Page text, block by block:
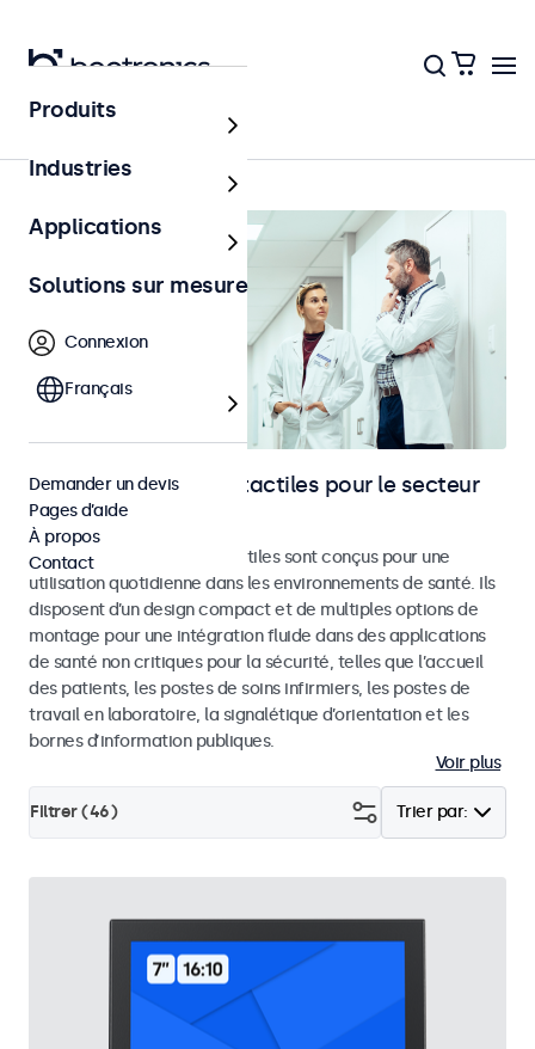
Accueil
Moniteurs et écrans tactiles pour le secteur
de la santé
Les moniteurs et écrans tactiles sont conçus pour une
utilisation quotidienne dans les environnements de santé. Ils
disposent d’un design compact et de multiples options de
montage pour une intégration fluide dans des applications
de santé non critiques pour la sécurité, telles que l’accueil
des patients, les postes de soins infirmiers, les postes de
travail en laboratoire, la signalétique d’orientation et les
bornes d’information publiques.
Voir plus
Trier par:
Filtrer (46)
Produits
Industries
Applications
Solutions sur mesure
Connexion
Français
Demander un devis
Pages d’aide
À propos
Contact